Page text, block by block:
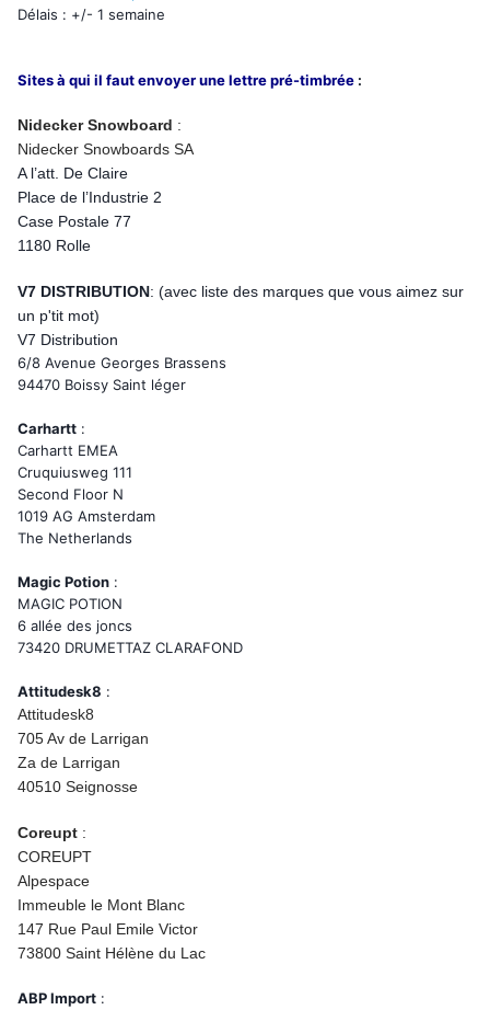
Délais : +/- 1 semaine
Sites à qui il faut envoyer une lettre pré-timbrée :
Nidecker Snowboard :
Nidecker Snowboards SA
A l’att. De Claire
Place de l’Industrie 2
Case Postale 77
1180 Rolle
V7 DISTRIBUTION: (avec liste des marques que vous aimez sur
un p'tit mot)
V7 Distribution
6/8 Avenue Georges Brassens
94470 Boissy Saint léger
Carhartt :
Carhartt EMEA
Cruquiusweg 111
Second Floor N
1019 AG Amsterdam
The Netherlands
Magic Potion :
MAGIC POTION
6 allée des joncs
73420 DRUMETTAZ CLARAFOND
Attitudesk8 :
Attitudesk8
705 Av de Larrigan
Za de Larrigan
40510 Seignosse
Coreupt :
COREUPT
Alpespace
Immeuble le Mont Blanc
147 Rue Paul Emile Victor
73800 Saint Hélène du Lac
ABP Import :